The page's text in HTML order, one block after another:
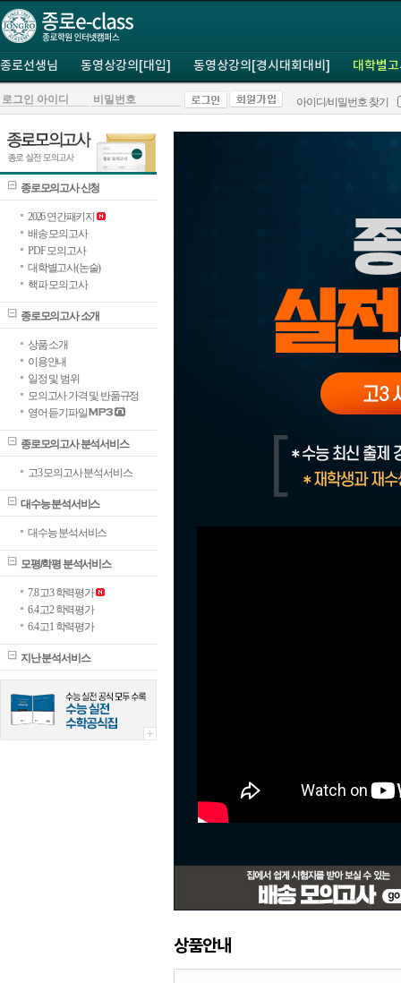
종로선생님 동영상강의[대입] 동영상강의[경시대회대비] 대학별
아이디/비밀번호 찾기
종로모의고사 신청
2026 연간패키지
배송 모의고사
PDF 모의고사
대학별고사(논술)
핵파 모의고사
종로모의고사 소개
상품 소개
이용안내
일정 및 범위
모의고사 가격 및 반품규정
영어 듣기파일
종로모의고사 분석서비스
고3 모의고사 분석서비스
대수능 분석서비스
대수능 분석서비스
모평/학평 분석서비스
7.8 고3 학력평가
6.4 고2 학력평가
6.4 고1 학력평가
지난 분석서비스
상품안내